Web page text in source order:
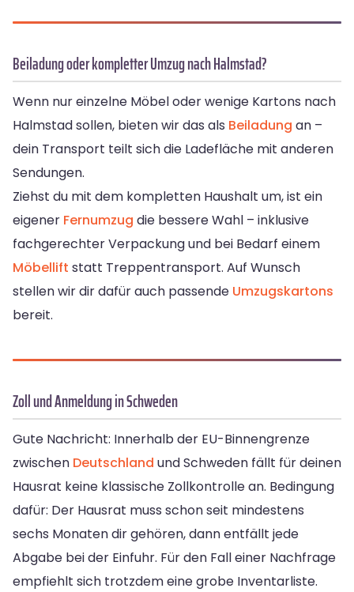
Beiladung oder kompletter Umzug nach Halmstad?
Wenn nur einzelne Möbel oder wenige Kartons nach
Halmstad sollen, bieten wir das als Beiladung an –
dein Transport teilt sich die Ladefläche mit anderen
Sendungen.
Ziehst du mit dem kompletten Haushalt um, ist ein
eigener Fernumzug die bessere Wahl – inklusive
fachgerechter Verpackung und bei Bedarf einem
Möbellift statt Treppentransport. Auf Wunsch
stellen wir dir dafür auch passende Umzugskartons
bereit.
Zoll und Anmeldung in Schweden
Gute Nachricht: Innerhalb der EU-Binnengrenze
zwischen Deutschland und Schweden fällt für deinen
Hausrat keine klassische Zollkontrolle an. Bedingung
dafür: Der Hausrat muss schon seit mindestens
sechs Monaten dir gehören, dann entfällt jede
Abgabe bei der Einfuhr. Für den Fall einer Nachfrage
empfiehlt sich trotzdem eine grobe Inventarliste.